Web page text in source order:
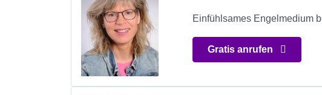
Einfühlsames Engelmedium
Gratis anrufen